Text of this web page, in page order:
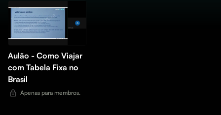
Aulão - Como Viajar
com Tabela Fixa no
Brasil
Apenas para membros.